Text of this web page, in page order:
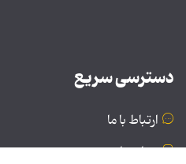
دسترسی سریع
ارتباط با ما
درباره ما